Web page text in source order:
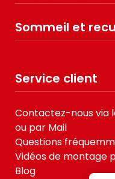
Sommeil et
Service client
Contactez-nous via
ou par Mail
Questions
Vidéos de montage
Blog